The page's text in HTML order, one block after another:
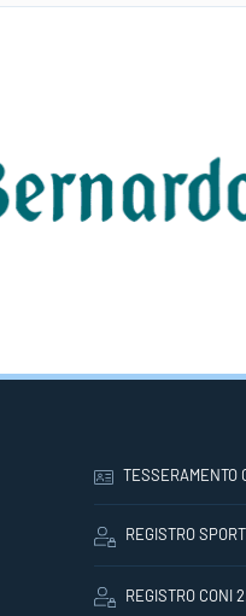
TESSERAMENTO
REGISTRO
REGISTRO CONI